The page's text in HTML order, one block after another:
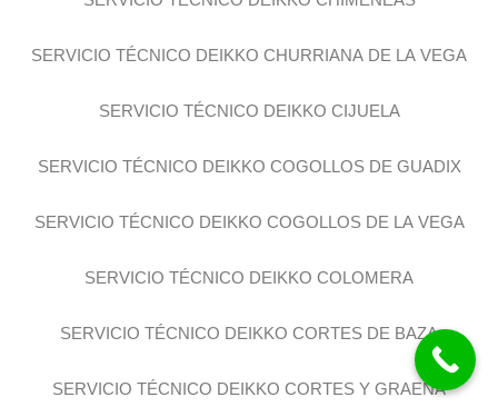
SERVICIO TÉCNICO DEIKKO CHURRIANA DE LA VEGA
SERVICIO TÉCNICO DEIKKO CIJUELA
SERVICIO TÉCNICO DEIKKO COGOLLOS DE GUADIX
SERVICIO TÉCNICO DEIKKO COGOLLOS DE LA VEGA
SERVICIO TÉCNICO DEIKKO COLOMERA
SERVICIO TÉCNICO DEIKKO CORTES DE BAZA
SERVICIO TÉCNICO DEIKKO CORTES Y GRAENA